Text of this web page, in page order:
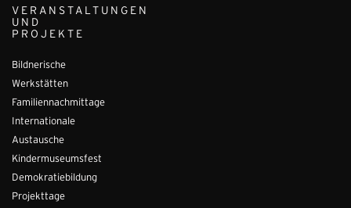
VERANSTALTUNGEN
UND
PROJEKTE
Bildnerische
Werkstätten
Familiennachmittage
Internationale
Austausche
Kindermuseumsfest
Demokratiebildung
Projekttage